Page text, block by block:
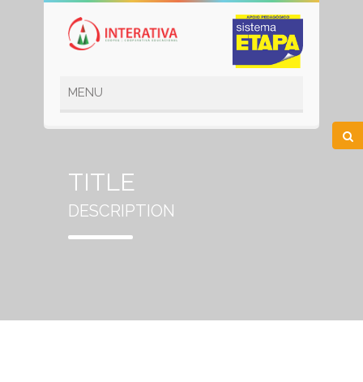
TITLE
DESCRIPTION